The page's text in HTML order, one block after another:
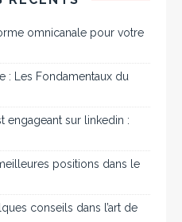
omnicanale pour votre
: Les Fondamentaux du
engageant sur linkedin :
positions dans le
conseils dans l’art de